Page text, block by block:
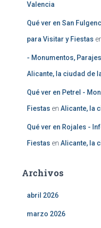
Valencia
Qué ver en San
para Visitar y Fiestas
- Monumentos,
Alicante, la ciudad de
Qué ver en Petrel -
Fiestas en Alicante, la
Qué ver en Rojales -
Fiestas en Alicante, la
Archivos
abril 2026
marzo 2026